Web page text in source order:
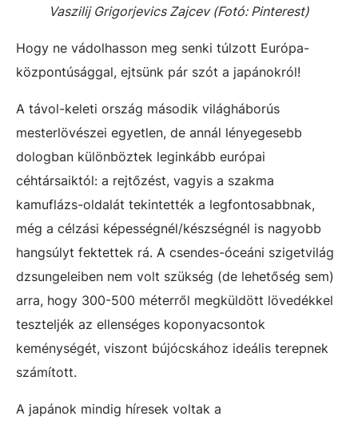
Vaszilij Grigorjevics Zajcev (Fotó: Pinterest)
Hogy ne vádolhasson meg senki túlzott Európa-
központúsággal, ejtsünk pár szót a japánokról!
A távol-keleti ország második világháborús
mesterlövészei egyetlen, de annál lényegesebb
dologban különböztek leginkább európai
céhtársaiktól: a rejtőzést, vagyis a szakma
kamuflázs-oldalát tekintették a legfontosabbnak,
még a célzási képességnél/készségnél is nagyobb
hangsúlyt fektettek rá. A csendes-óceáni szigetvilág
dzsungeleiben nem volt szükség (de lehetőség sem)
arra, hogy 300-500 méterről megküldött lövedékkel
teszteljék az ellenséges koponyacsontok
keménységét, viszont bújócskához ideális terepnek
számított.
A japánok mindig híresek voltak a